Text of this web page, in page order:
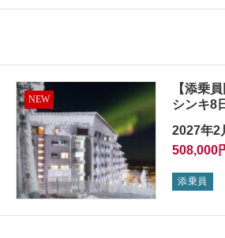
NEW
【添乗
シンキ8
2027年2
508,000
添乗員